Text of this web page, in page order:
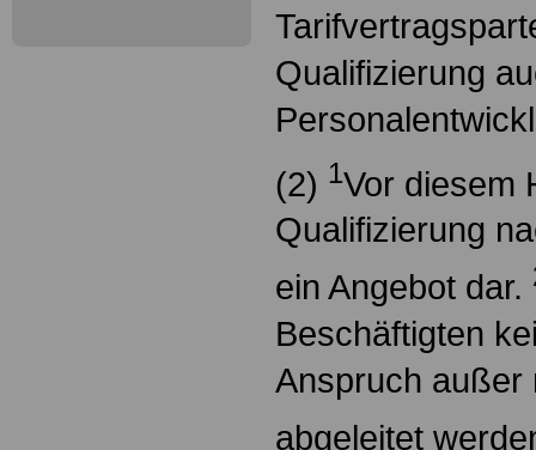
Qualifizierung
(2) 1Vor diesem
Qualifizierung
ein Angebot dar.
Beschäftigten
Anspruch außer
abgeleitet